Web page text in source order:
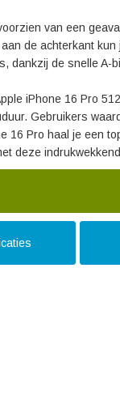
van een
de achterkant
dankzij de snelle A-
iPhone 16 Pro
Gebruikers
16 Pro haal je een
deze